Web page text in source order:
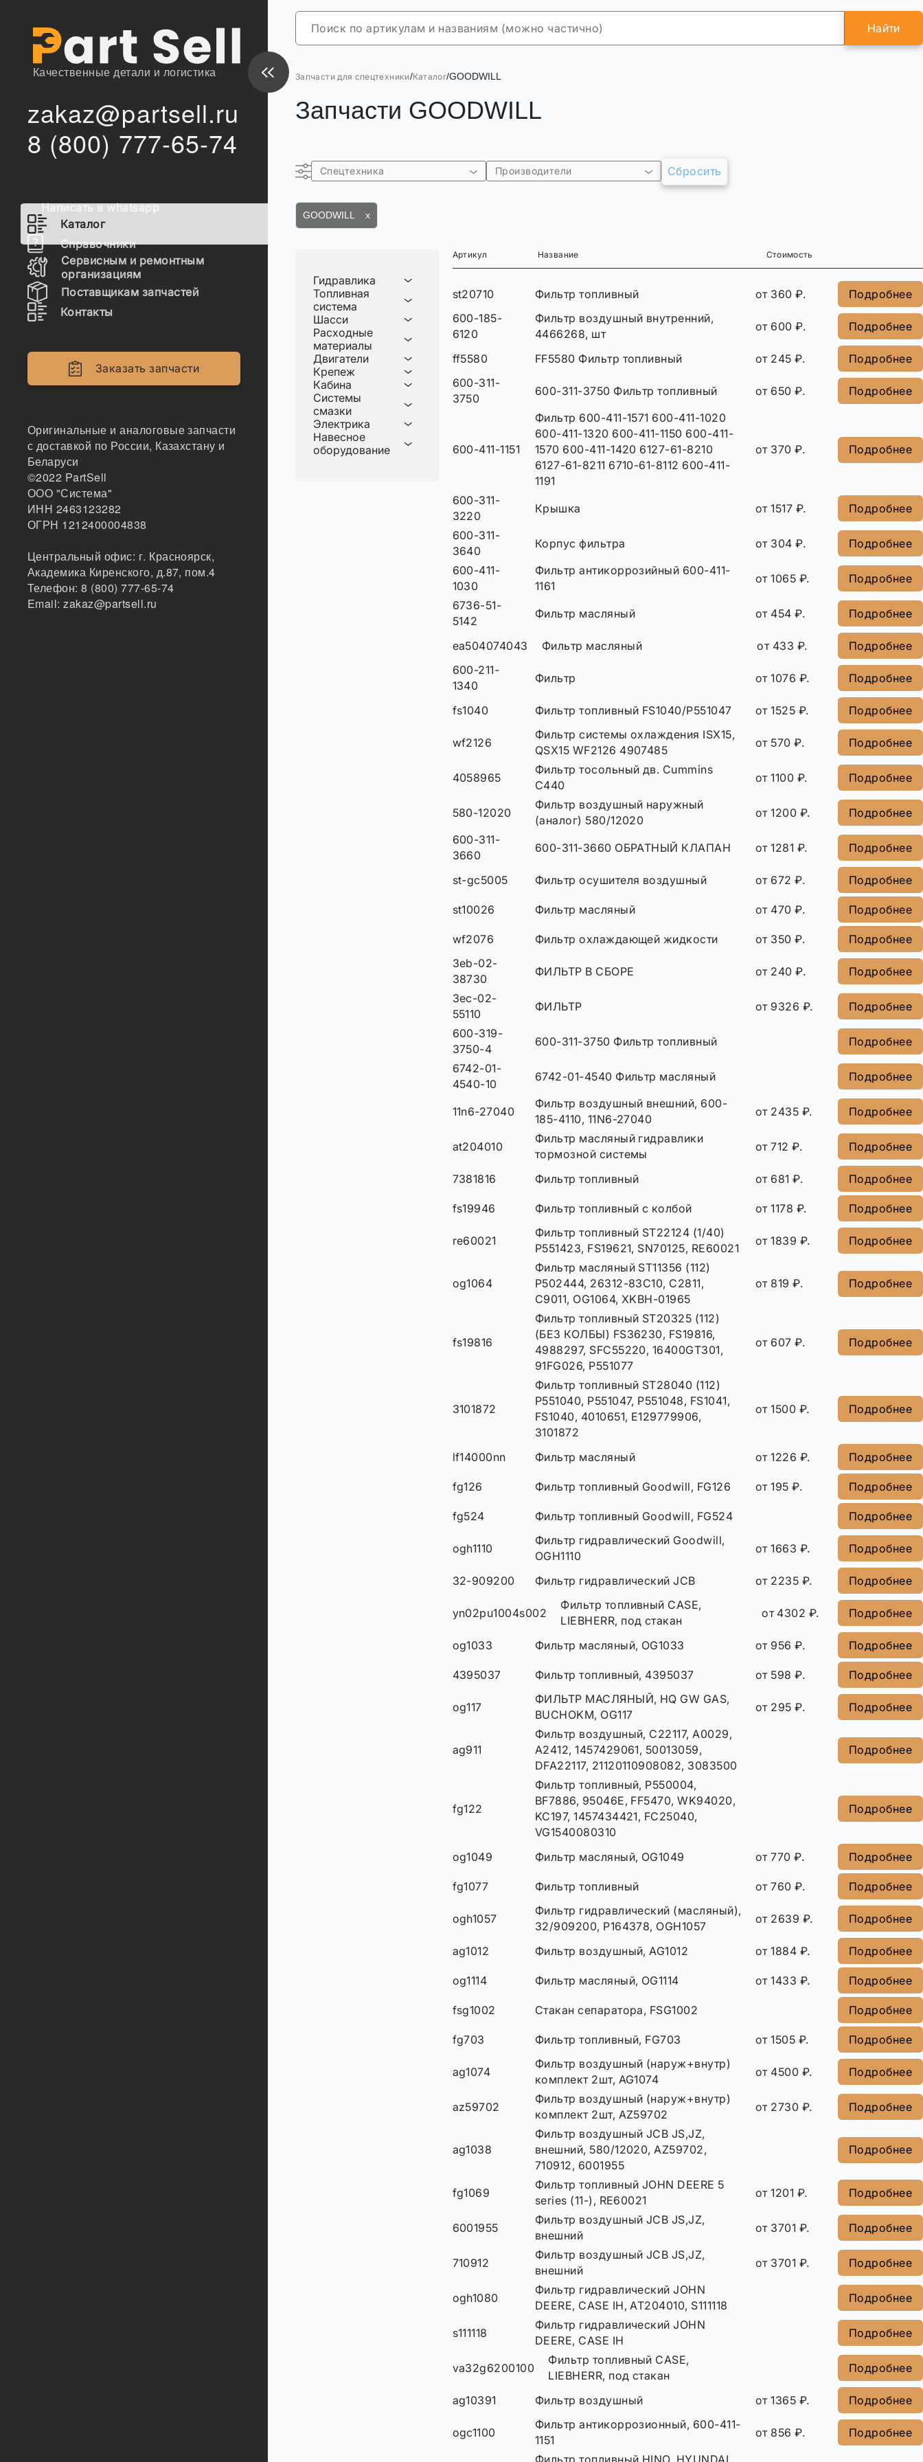
Качественные детали и логистика
zakaz@partsell.ru
8 (800) 777-65-74
Написать в whatsapp
Каталог
Справочники
Сервисным и ремонтным
организациям
Поставщикам запчастей
Контакты
Заказать запчасти
Оригинальные и аналоговые запчасти
с доставкой по России, Казахстану и
Беларуси
©2022 PartSell
ООО "Система"
ИНН 2463123282
ОГРН 1212400004838
Центральный офис: г. Красноярск,
Академика Киренского, д.87, пом.4
Телефон:8 (800) 777-65-74
Email:zakaz@partsell.ru
Найти
Запчасти для спецтехники/Каталог/GOODWILL
Запчасти GOODWILL
Гидравлика
Топливная
система
Шасси
Расходные
материалы
Двигатели
Крепеж
Кабина
Системы
смазки
Электрика
Навесное
оборудование
Спецтехника Производители Сбросить
GOODWILL x
Артикул Название Стоимость
st20710 Фильтр топливный от 360 ₽.
Подробнее
600-185-
6120
Фильтр воздушный внутренний,
4466268, шт
от 600 ₽. Подробнее
ff5580 FF5580 Фильтр топливный от 245 ₽.
Подробнее
600-311-
3750
600-311-3750 Фильтр топливный от 650 ₽. Подробнее
600-411-1151
Фильтр 600-411-1571 600-411-1020
600-411-1320 600-411-1150 600-411-
1570 600-411-1420 6127-61-8210
6127-61-8211 6710-61-8112 600-411-
1191
от 370 ₽. Подробнее
600-311-
3220
Крышка от 1517 ₽.
Подробнее
600-311-
3640
Корпус фильтра от 304 ₽.
Подробнее
600-411-
1030
Фильтр антикоррозийный 600-411-
1161
от 1065 ₽.
Подробнее
6736-51-
5142
Фильтр масляный от 454 ₽. Подробнее
ea504074043 Фильтр масляный от 433 ₽.
Подробнее
600-211-
1340
Фильтр от 1076 ₽. Подробнее
fs1040 Фильтр топливный FS1040/Р551047 от 1525 ₽. Подробнее
wf2126
Фильтр системы охлаждения ISX15,
QSX15 WF2126 4907485
от 570 ₽. Подробнее
4058965
Фильтр тосольный дв. Cummins
C440
от 1100 ₽. Подробнее
580-12020
Фильтр воздушный наружный
(аналог) 580/12020
от 1200 ₽.
Подробнее
600-311-
3660
600-311-3660 ОБРАТНЫЙ КЛАПАН от 1281 ₽. Подробнее
st-gc5005 Фильтр осушителя воздушный от 672 ₽. Подробнее
st10026 Фильтр масляный от 470 ₽. Подробнее
wf2076 Фильтр охлаждающей жидкости от 350 ₽.
Подробнее
3eb-02-
38730
ФИЛЬТР В СБОРЕ от 240 ₽.
Подробнее
3ec-02-
55110
ФИЛЬТР от 9326 ₽.
Подробнее
600-319-
3750-4
600-311-3750 Фильтр топливный
Подробнее
6742-01-
4540-10
6742-01-4540 Фильтр масляный Подробнее
11n6-27040
Фильтр воздушный внешний, 600-
185-4110, 11N6-27040
от 2435 ₽. Подробнее
at204010
Фильтр масляный гидравлики
тормозной системы
от 712 ₽. Подробнее
7381816 Фильтр топливный от 681 ₽. Подробнее
fs19946 Фильтр топливный с колбой от 1178 ₽. Подробнее
re60021
Фильтр топливный ST22124 (1/40)
P551423, FS19621, SN70125, RE60021
от 1839 ₽. Подробнее
og1064
Фильтр масляный ST11356 (112)
P502444, 26312-83C10, C2811,
C9011, OG1064, XKBH-01965
от 819 ₽. Подробнее
fs19816
Фильтр топливный ST20325 (112)
(БЕЗ КОЛБЫ) FS36230, FS19816,
4988297, SFC55220, 16400GT301,
91FG026, P551077
от 607 ₽. Подробнее
3101872
Фильтр топливный ST28040 (112)
P551040, P551047, P551048, FS1041,
FS1040, 4010651, E129779906,
3101872
от 1500 ₽. Подробнее
lf14000nn Фильтр масляный от 1226 ₽. Подробнее
fg126 Фильтр топливный Goodwill, FG126 от 195 ₽. Подробнее
fg524 Фильтр топливный Goodwill, FG524 Подробнее
ogh1110
Фильтр гидравлический Goodwill,
OGH1110
от 1663 ₽. Подробнее
32-909200 Фильтр гидравлический JCB от 2235 ₽. Подробнее
yn02pu1004s002
Фильтр топливный CASE,
LIEBHERR, под стакан
от 4302 ₽. Подробнее
og1033 Фильтр масляный, OG1033 от 956 ₽. Подробнее
4395037 Фильтр топливный, 4395037 от 598 ₽. Подробнее
og117
ФИЛЬТР МАСЛЯНЫЙ, HQ GW GAS,
BUCHOKM, OG117
от 295 ₽. Подробнее
ag911
Фильтр воздушный, C22117, A0029,
A2412, 1457429061, 50013059,
DFA22117, 21120110908082, 3083500
Подробнее
fg122
Фильтр топливный, P550004,
BF7886, 95046E, FF5470, WK94020,
KC197, 1457434421, FC25040,
VG1540080310
Подробнее
og1049 Фильтр масляный, OG1049 от 770 ₽. Подробнее
fg1077 Фильтр топливный от 760 ₽. Подробнее
ogh1057
Фильтр гидравлический (масляный),
32/909200, P164378, OGH1057
от 2639 ₽. Подробнее
ag1012 Фильтр воздушный, AG1012 от 1884 ₽. Подробнее
og1114 Фильтр масляный, OG1114 от 1433 ₽. Подробнее
fsg1002 Стакан сепаратора, FSG1002 Подробнее
fg703 Фильтр топливный, FG703 от 1505 ₽. Подробнее
ag1074
Фильтр воздушный (наруж+внутр)
комплект 2шт, AG1074
от 4500 ₽. Подробнее
az59702
Фильтр воздушный (наруж+внутр)
комплект 2шт, AZ59702
от 2730 ₽. Подробнее
ag1038
Фильтр воздушный JCB JS,JZ,
внешний, 580/12020, AZ59702,
710912, 6001955
Подробнее
fg1069
Фильтр топливный JOHN DEERE 5
series (11-), RE60021
от 1201 ₽. Подробнее
6001955
Фильтр воздушный JCB JS,JZ,
внешний
от 3701 ₽. Подробнее
710912
Фильтр воздушный JCB JS,JZ,
внешний
от 3701 ₽. Подробнее
ogh1080
Фильтр гидравлический JOHN
DEERE, CASE IH, AT204010, S111118
Подробнее
s111118
Фильтр гидравлический JOHN
DEERE, CASE IH
Подробнее
va32g6200100
Фильтр топливный CASE,
LIEBHERR, под стакан
Подробнее
ag10391 Фильтр воздушный от 1365 ₽. Подробнее
ogc1100
Фильтр антикоррозионный, 600-411-
1151
от 856 ₽.
Подробнее
Фильтр топливный HINO, HYUNDAI,